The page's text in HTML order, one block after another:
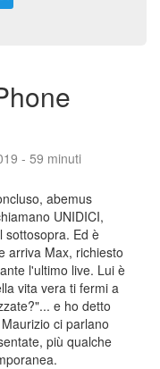
- 59 minuti
abemus
UNIDICI,
sottosopra. Ed è
arriva Max, richiesto
l'ultimo live. Lui è
vita vera ti fermi a
e ho detto
ci parlano
più qualche